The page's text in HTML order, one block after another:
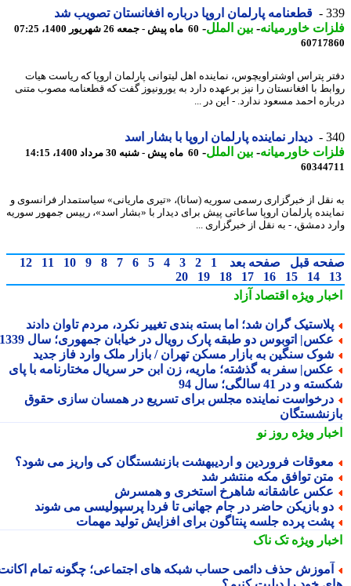
قطعنامه پارلمان اروپا درباره افغانستان تصویب شد
خاورمیانه-بین الملل-60 ماه پیش - جمعه 26 شهریور 1400، 07:25
پتراس اوشتراویچوس، نماینده اهل لیتوانی پارلمان اروپا که ریاست هیات
با افغانستان را نیز برعهده دارد به یورونیوز گفت که قطعنامه مصوب متنی
احمد مسعود ندارد. - این در ...
دیدار نماینده پارلمان اروپا با بشار اسد
خاورمیانه-بین الملل-60 ماه پیش - شنبه 30 مرداد 1400، 14:15
از خبرگزاری رسمی سوریه (سانا)، «تیری ماریانی» سیاستمدار فرانسوی و
پارلمان اروپا ساعاتی پیش برای دیدار با «بشار اسد»، رییس جمهور سوریه
دمشق، - به نقل از خبرگزاری ...
قبل صفحه بعد 1
2
3
4
5
6
7
8
9
10
11
12
14
15
16
17
18
19
20
ویژهاقتصاد آزاد
گران شد؛ اما بسته بندی تغییر نکرد، مردم تاوان دادند
اتوبوس دو طبقه پارک رویال در خیابان جمهوری؛ سال 1339
سنگین به بازار مسکن تهران / بازار ملک وارد فاز جدید
سفر به گذشته؛ ماریه، زن ابن حر سریال مختارنامه با پای
و در 41 سالگی؛ سال 94
نماینده مجلس برای تسریع در همسان سازی حقوق
ویژهروز نو
فروردین و اردیبهشت بازنشستگان کی واریز می شود؟
توافق مکه منتشر شد
عاشقانه شاهرخ استخری و همسرش
بازیکن حاضر در جام جهانی تا فردا پرسپولیسی می شوند
پرده جلسه پنتاگون برای افزایش تولید مهمات
ویژهتک ناک
حذف دائمی حساب شبکه های اجتماعی؛ چگونه تمام اکانت